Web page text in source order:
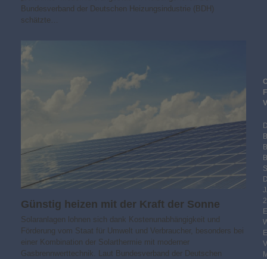
Bundesverband der Deutschen Heizungsindustrie (BDH)
schätzte…
Günstig heizen mit der Kraft der Sonne
Solaranlagen lohnen sich dank Kostenunabhängigkeit und
Förderung vom Staat für Umwelt und Verbraucher, besonders bei
einer Kombination der Solarthermie mit moderner
Gasbrennwerttechnik. Laut Bundesverband der Deutschen